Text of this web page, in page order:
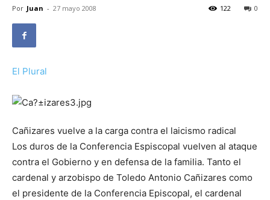
Por Juan - 27 mayo 2008 0
122
El Plural
Cañizares vuelve a la carga contra el laicismo radical
Los duros de la Conferencia Espiscopal vuelven al ataque
contra el Gobierno y en defensa de la familia. Tanto el
cardenal y arzobispo de Toledo Antonio Cañizares como
el presidente de la Conferencia Episcopal, el cardenal